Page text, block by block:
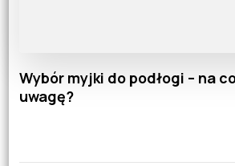
Wybór myjki do podłogi – na
uwagę?